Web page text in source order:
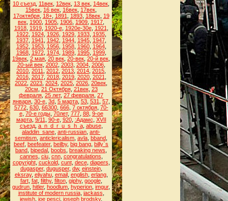
10 съезд 11век 12век 13 век 14век
15век 16 век 16век 17век
17октября, 18+, 1891 1893, 18век, 19
век 1900 1905 1906 1909 1917
1918, 1919, 1920-е, 1920е-30е, 1921
1922, 1924, 1926, 1929, 1933, 1935,
1937, 1941 1942, 1944, 1945, 1947,
1952, 1953, 1956, 1958, 1960, 1964,
1968, 1972, 1974, 1989, 1995, 1999,
19век 2 мая 20 век 20-век 20-й век
20-ый век, 2002, 2003, 2004, 2006,
2010 2011 2012 2013 2014 2015
2016, 2017, 2018, 2019, 2020, 2021
2022 2023 2024 2025 2026 20век
20см 21 Октября, 21век, 23
февраля 25 лет, 27 февраля 27
января, 30-е, 3d, 5 марта, 53, 531 57,
5772, 630, 66300, 666, 7 октября, 70-
е, 70-е годы, 70лет, 777, 88, 9-ое
марта, 9/11 90-е, 920, :Адамс XVII
съезд, a_n_d_r_u_s_h_a, abuse,
aladdin_sane anti-russian anti-
semitism anticlericalism avla bband
beef beefeater, beilby, big bang billy`s
band bipedal boobs breaking news
cannes ciu, cnn, congratulations
copyright, cuckold, cunt, dece, diapers
dugasper, dugusper, dw, einstein,
eksray, eliyahu, email, english, erlang,
fart, fat, filthy, filton, giphy, google,
gudrun hitler, hoodlum hyperion imgur,
institute of modern russia, jackass
jewish joe pesci joseph brodsky,